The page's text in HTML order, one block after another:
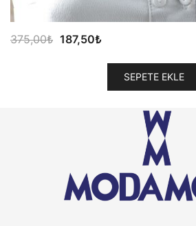
375,00₺ Orijinal
187,50₺
fiyat:
187,50₺.
SEPETE EKLE